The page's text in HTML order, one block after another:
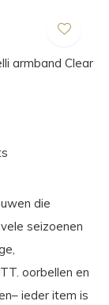
armband Clear
die
seizoenen
oorbellen en
ieder item is